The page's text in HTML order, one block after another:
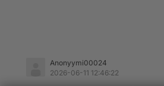
Anonyymi00024
2026-06-11 12:46:22